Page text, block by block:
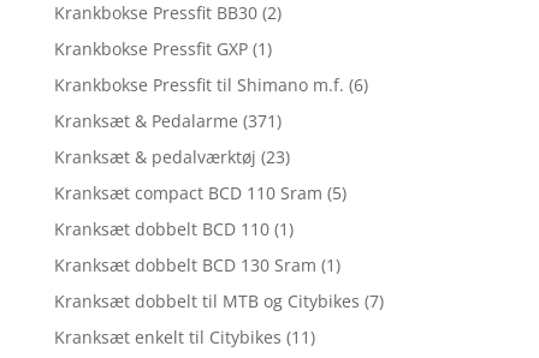
Krankbokse Pressfit BB30 (2)
Krankbokse Pressfit GXP (1)
Krankbokse Pressfit til Shimano m.f. (6)
Kranksæt & Pedalarme (371)
Kranksæt & pedalværktøj (23)
Kranksæt compact BCD 110 Sram (5)
Kranksæt dobbelt BCD 110 (1)
Kranksæt dobbelt BCD 130 Sram (1)
Kranksæt dobbelt til MTB og Citybikes (7)
Kranksæt enkelt til Citybikes (11)